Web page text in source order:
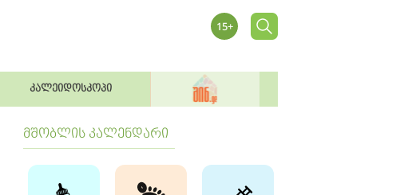
კალეიდოსკოპი
მშობლის კალენდარი